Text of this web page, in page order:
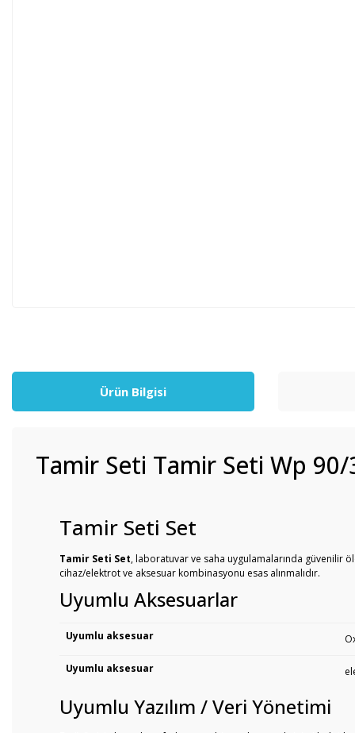
Ürün Bilgisi
Tamir Seti Tamir Seti Wp
Tamir Seti Set
Tamir Seti Set, laboratuvar ve saha uygulamalarında güvenilir
cihaz/elektrot ve aksesuar kombinasyonu esas alınmalıdır.
Uyumlu Aksesuarlar
Uyumlu aksesuar
Uyumlu aksesuar
Uyumlu Yazılım / Veri Yönetimi